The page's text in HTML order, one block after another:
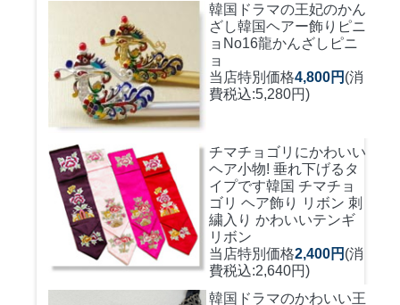
韓国ドラマの王妃のかん
ざし韓国ヘアー飾りピニ
ョNo16龍かんざしピニ
ョ
当店特別価格4,800円 (消
費税込:5,280円)
チマチョゴリにかわいい
ヘア小物! 垂れ下げるタ
イプです韓国 チマチョ
ゴリ ヘア飾り リボン 刺
繍入り かわいいテンギ
リボン
当店特別価格2,400円 (消
費税込:2,640円)
韓国ドラマのかわいい王